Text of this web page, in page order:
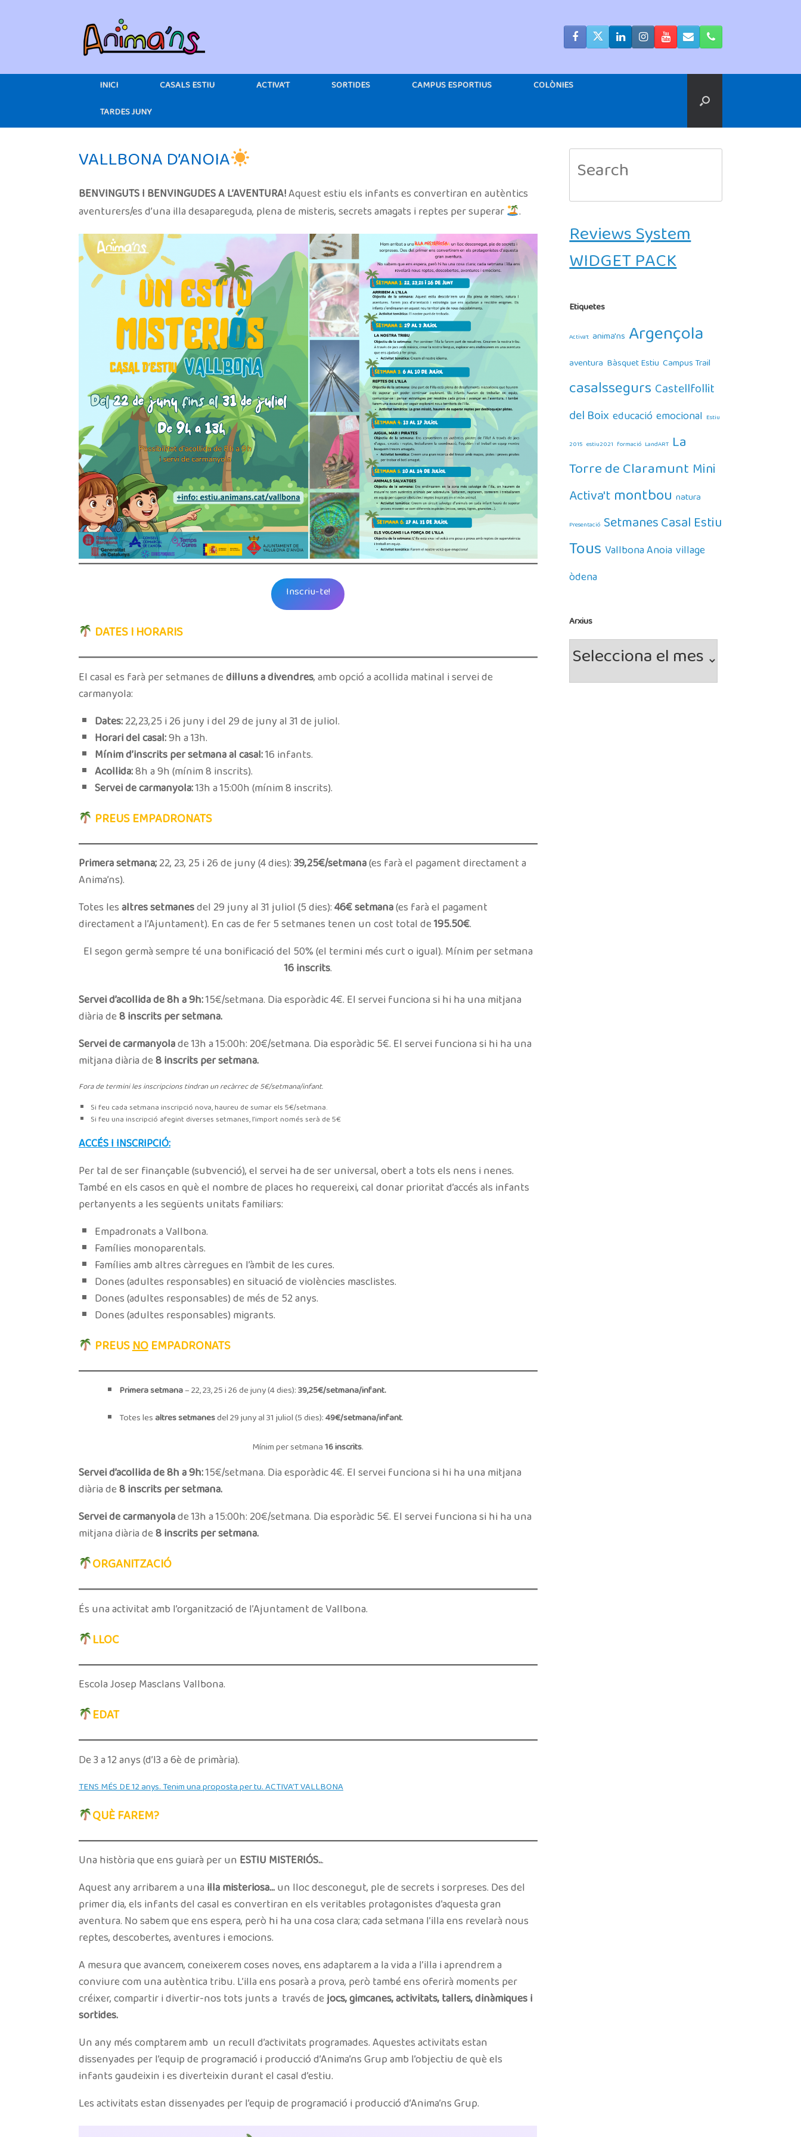
INICI CASALS ESTIU ACTIVA’T SORTIDES CAMPUS ESPORTIUS
COLÒNIES
TARDES JUNY
VALLBONA D’ANOIA
BENVINGUTS I BENVINGUDES A L’AVENTURA!Aquest estiu els infants es convertiran en autèntics
aventurers/es d’una illa desapareguda, plena de misteris, secrets amagats i reptes per superar .
Inscriu-te!
DATES I HORARIS
El casal es farà per setmanes dedilluns a divendres, amb opció a acollida matinal i servei de
carmanyola:
Dates:22,23,25 i 26 juny i del 29 de juny al 31 de juliol.
Horari del casal:9h a 13h.
Mínim d’inscrits per setmana al casal:16 infants.
Acollida:8h a 9h (mínim 8 inscrits).
Servei de carmanyola:13h a 15:00h (mínim 8 inscrits).
PREUS EMPADRONATS
Primera setmana;22, 23, 25 i 26 de juny (4 dies):39,25€/setmana(es farà el pagament directament a
Anima’ns).
Totes lesaltres setmanesdel 29 juny al 31 juliol (5 dies):46€ setmana(es farà el pagament
directament a l’Ajuntament). En cas de fer 5 setmanes tenen un cost total de195.50€.
El segon germà sempre té una bonificació del 50% (el termini més curt o igual). Mínim per setmana
16 inscrits.
Servei d’acollida de 8h a 9h:15€/setmana. Dia esporàdic 4€. El servei funciona si hi ha una mitjana
diària de8 inscrits per setmana.
Servei de carmanyolade 13h a 15:00h: 20€/setmana. Dia esporàdic 5€. El servei funciona si hi ha una
mitjana diària de8 inscrits per setmana.
Fora de termini les inscripcions tindran un recàrrec de 5€/setmana/infant.
Si feu cada setmana inscripció nova, haureu de sumar els 5€/setmana.
Si feu una inscripció afegint diverses setmanes, l’import només serà de 5€
ACCÉS I INSCRIPCIÓ:
Per tal de ser finançable (subvenció), el servei ha de ser universal, obert a tots els nens i nenes.
També en els casos en què el nombre de places ho requereixi, cal donar prioritat d’accés als infants
pertanyents a les següents unitats familiars:
Empadronats a Vallbona.
Famílies monoparentals.
Famílies amb altres càrregues en l’àmbit de les cures.
Dones (adultes responsables) en situació de violències masclistes.
Dones (adultes responsables) de més de 52 anys.
Dones (adultes responsables) migrants.
PREUSNOEMPADRONATS
Primera setmana– 22, 23, 25 i 26 de juny (4 dies):39,25€/setmana/infant.
Totes lesaltres setmanesdel 29 juny al 31 juliol (5 dies):49€/setmana/infant.
Mínim per setmana16 inscrits.
Servei d’acollida de 8h a 9h:15€/setmana. Dia esporàdic 4€. El servei funciona si hi ha una mitjana
diària de8 inscrits per setmana.
Servei de carmanyolade 13h a 15:00h: 20€/setmana. Dia esporàdic 5€. El servei funciona si hi ha una
mitjana diària de8 inscrits per setmana.
ORGANITZACIÓ
És una activitat amb l’organització de l’Ajuntament de Vallbona.
LLOC
Escola Josep Masclans Vallbona.
EDAT
De 3 a 12 anys (d’I3 a 6è de primària).
TENS MÉS DE 12 anys. Tenim una proposta per tu. ACTIVA’T VALLBONA
QUÈ FAREM?
Una història que ens guiarà per unESTIU MISTERIÓS...
Aquest any arribarem a unailla misteriosa…un lloc desconegut, ple de secrets i sorpreses. Des del
primer dia, els infants del casal es convertiran en els veritables protagonistes d’aquesta gran
aventura. No sabem que ens espera, però hi ha una cosa clara; cada setmana l’illa ens revelarà nous
reptes, descobertes, aventures i emocions.
A mesura que avancem, coneixerem coses noves, ens adaptarem a la vida a l’illa i aprendrem a
conviure com una autèntica tribu. L’illa ens posarà a prova, però també ens oferirà moments per
créixer, compartir i divertir-nos tots junts a través dejocs, gimcanes, activitats, tallers, dinàmiques i
sortides.
Un any més comptarem amb un recull d’activitats programades. Aquestes activitats estan
dissenyades per l’equip de programació i producció d’Anima’ns Grup amb l’objectiu de què els
infants gaudeixin i es diverteixin durant el casal d’estiu.
Les activitats estan dissenyades per l’equip de programació i producció d’Anima’ns Grup.
Search
for:
Reviews System
WIDGET PACK
Etiquetes
Activa't anima'ns Argençola
aventura Bàsquet Estiu Campus Trail
casalssegursCastellfollit
del Boixeducacióemocional Estiu
2015 estiu2021 formació LandART La
Torre de ClaramuntMini
Activa'tmontbou natura
Presentació Setmanes Casal Estiu
TousVallbona Anoiavillage
òdena
Arxius
Arxius